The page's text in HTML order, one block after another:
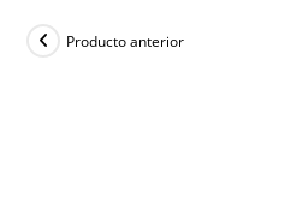
Producto anterior